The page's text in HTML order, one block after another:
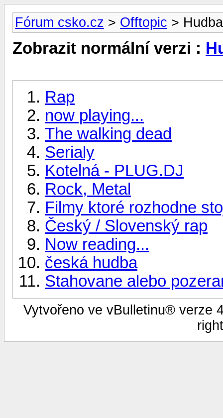
Fórum csko.cz > Offtopic >
Zobrazit normální verzi :
Rap
now playing...
The walking dead
Serialy
Kotelná - PLUG.DJ
Rock, Metal
Filmy ktoré rozhodne
Český / Slovenský rap
Now reading...
česká hudba
Stahovane alebo
Vytvořeno ve vBulletinu® verze